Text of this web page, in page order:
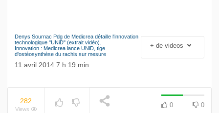
NOW PLAYING
Le séisme industriel
Denys Sournac Pdg de Medicrea détaille l'innovation
technologique "UNiD" (extrait vidéo).
Innovation : Medicrea lance UNiD, tige
d'ostéosynthèse du rachis sur mesure
11 avril 2014 7 h 19 min
+ de videos
282
Views
0 0